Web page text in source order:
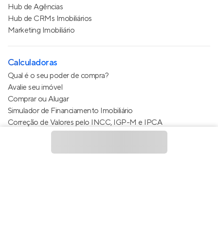
Hub de Agências
Hub de CRMs Imobiliários
Marketing Imobiliário
Calculadoras
Qual é o seu poder de compra?
Avalie seu imóvel
Comprar ou Alugar
Simulador de Financiamento Imobiliário
Correção de Valores pelo INCC, IGP-M e IPCA
Estimativa de valor do condomínio